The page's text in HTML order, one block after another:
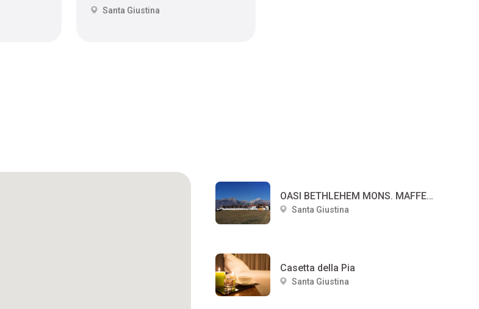
Santa Giustina
OASI BETHLEHEM MONS. MAFFEO DUCOLI
Santa Giustina
Casetta della Pia
Santa Giustina